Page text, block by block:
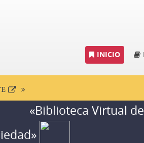
INICIO
«Biblioteca Virtual